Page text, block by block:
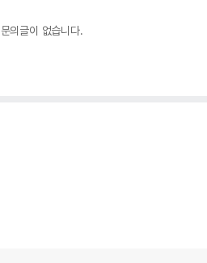
의글이 없습니다.